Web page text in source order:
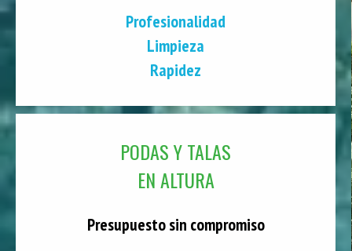
Profesionalidad
Limpieza
Rapidez
PODAS Y TALAS
EN ALTURA
Presupuesto sin compromiso